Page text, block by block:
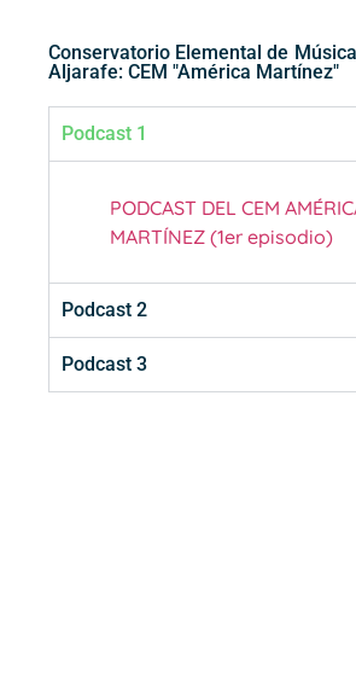
Conservatorio Elemental de
Aljarafe: CEM "América Martínez"
Podcast 1
PODCAST DEL CEM
MARTÍNEZ (1er episodio)
Podcast 2
Podcast 3